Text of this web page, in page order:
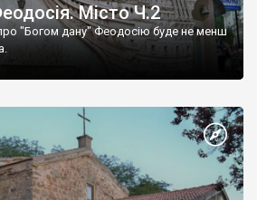
Місто Ч.2
"Богом дану" Феодосію буде не менш